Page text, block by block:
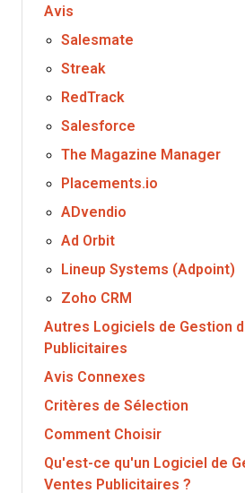
Avis
Salesmate
Streak
RedTrack
Salesforce
The Magazine Manager
Placements.io
ADvendio
Ad Orbit
Lineup Systems (Adpoint)
Zoho CRM
Autres Logiciels de Gestion
Publicitaires
Avis Connexes
Critères de Sélection
Comment Choisir
Qu'est-ce qu'un Logiciel de
Ventes Publicitaires ?